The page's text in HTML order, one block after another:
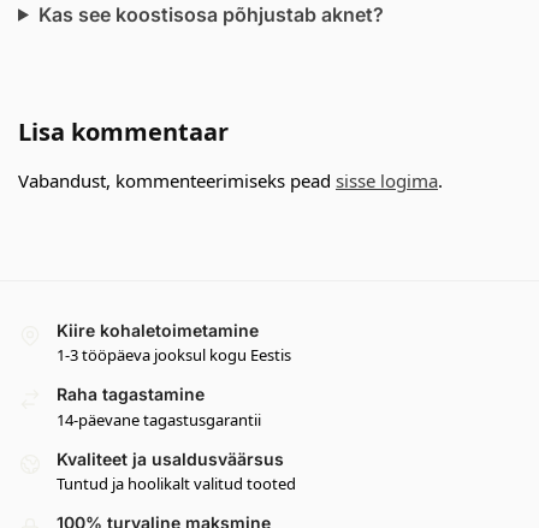
Kas see koostisosa põhjustab aknet?
Lisa kommentaar
Vabandust, kommenteerimiseks pead sisse logima.
Kiire kohaletoimetamine
1-3 tööpäeva jooksul kogu Eestis
Raha tagastamine
14-päevane tagastusgarantii
Kvaliteet ja usaldusväärsus
Tuntud ja hoolikalt valitud tooted
100% turvaline maksmine